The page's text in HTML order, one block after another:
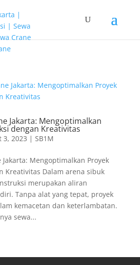
Jakarta: Mengoptimalkan
dengan Kreativitas
3, 2023 | SB1M
Mengoptimalkan Proyek
Kreativitas Dalam arena sibuk
merupakan aliran
Tanpa alat yang tepat, proyek
kemacetan dan keterlambatan.
sewa...